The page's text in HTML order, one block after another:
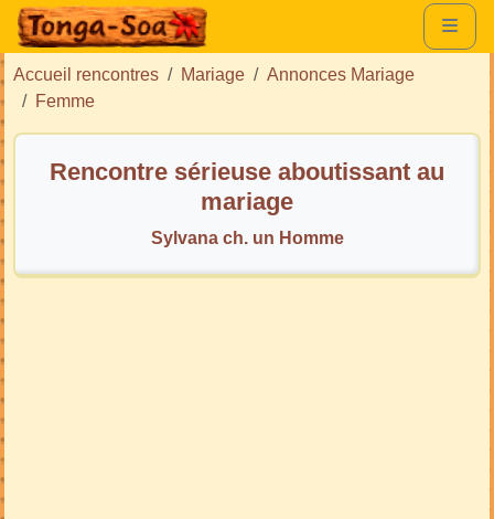
Accueil rencontres Mariage
Annonces Mariage
Femme
Rencontre sérieuse aboutissant au
mariage
Sylvana ch. un Homme